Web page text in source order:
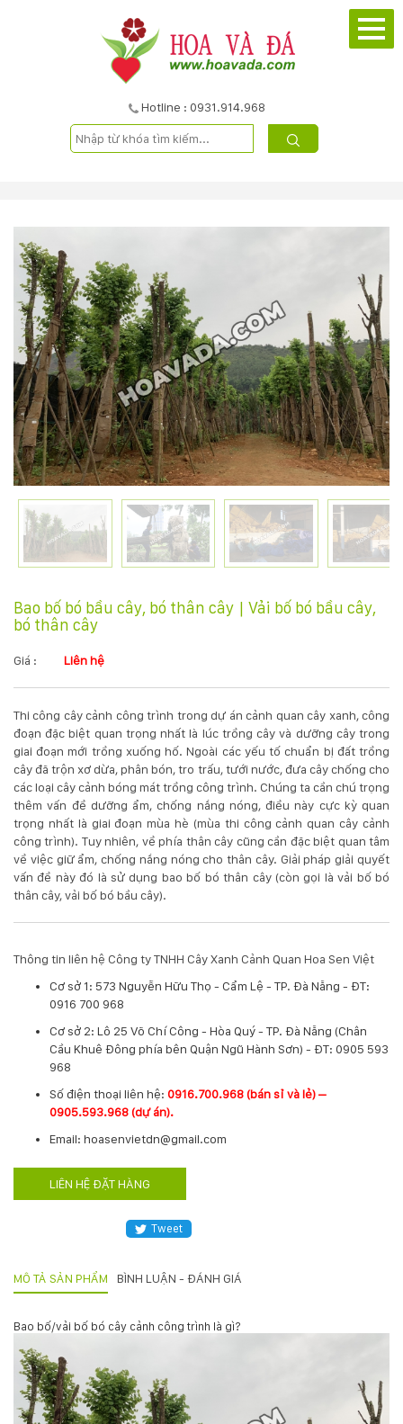
Hotline : 0931.914.968
SẢN
PHẨM
DỊCH
VỤ
KỸ
THUẬT
TRỒNG
ẢNH
Hotline
:
0931.914.968
hoasenvietdn@gmail.com
Nguyễn
Võ
-
Quý
TP.
Đà
Bao bố bó bầu cây, bó thân cây | Vải bố bó bầu cây,
bó thân cây
Giá : Liên hệ
Thi công cây cảnh công trình trong dự án cảnh quan cây xanh, công
đoạn đặc biệt quan trọng nhất là lúc trồng cây và dưỡng cây trong
giai đoạn mới trồng xuống hố. Ngoài các yếu tố chuẩn bị đất trồng
cây đã trộn xơ dừa, phân bón, tro trấu, tưới nước, đưa cây chống cho
các loại cây cảnh bóng mát trồng công trình. Chúng ta cần chú trọng
thêm vấn đề dưỡng ẩm, chống nắng nóng, điều này cực kỳ quan
trọng nhất là giai đoạn mùa hè (mùa thi công cảnh quan cây cảnh
công trình). Tuy nhiên, về phía thân cây cũng cần đặc biệt quan tâm
về việc giữ ẩm, chống nắng nóng cho thân cây. Giải pháp giải quyết
vấn đề này đó là sử dụng bao bố bó thân cây (còn gọi là vải bố bó
thân cây, vải bố bó bầu cây).
Thông tin liên hệ Công ty TNHH Cây Xanh Cảnh Quan Hoa Sen Việt
Cơ sở 1: 573 Nguyễn Hữu Thọ - Cẩm Lệ - TP. Đà Nẵng - ĐT:
0916 700 968
Cơ sở 2: Lô 25 Võ Chí Công - Hòa Quý - TP. Đà Nẵng (Chân
Cầu Khuê Đông phía bên Quận Ngũ Hành Sơn) - ĐT: 0905 593
968
​Số điện thoại liên hệ: 0916.700.968 (bán sỉ và lẻ) –
0905.593.968 (dự án).
Email: hoasenvietdn@gmail.com
LIÊN HỆ ĐẶT HÀNG
Tweet
MÔ TẢ SẢN PHẨM BÌNH LUẬN - ĐÁNH GIÁ
Bao bố/vải bố bó cây cảnh công trình là gì?